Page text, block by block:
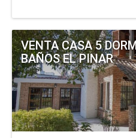
VENTA CASA 5
BAÑOS EL PINAR